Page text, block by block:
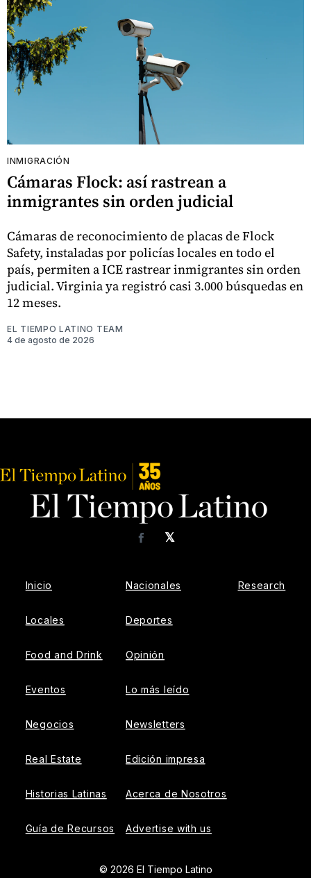
INMIGRACIÓN
Cámaras Flock: así rastrean a
inmigrantes sin orden judicial
Cámaras de reconocimiento de placas de Flock
Safety, instaladas por policías locales en todo el
país, permiten a ICE rastrear inmigrantes sin orden
judicial. Virginia ya registró casi 3.000 búsquedas en
12 meses.
EL TIEMPO LATINO TEAM
4 de agosto de 2026
𝕏
Facebook
Inicio
Locales
Food and Drink
Eventos
Negocios
Real Estate
Historias Latinas
Guía de Recursos
Nacionales
Deportes
Opinión
Lo más leído
Newsletters
Edición impresa
Acerca de Nosotros
Advertise with us
Research
© 2026 El Tiempo Latino